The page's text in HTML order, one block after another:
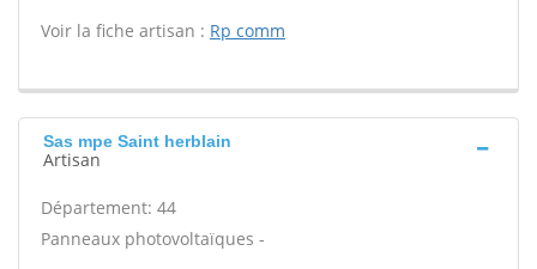
Voir la fiche artisan : Rp comm
Sas mpe Saint herblain
Artisan
Département: 44
Panneaux photovoltaïques -